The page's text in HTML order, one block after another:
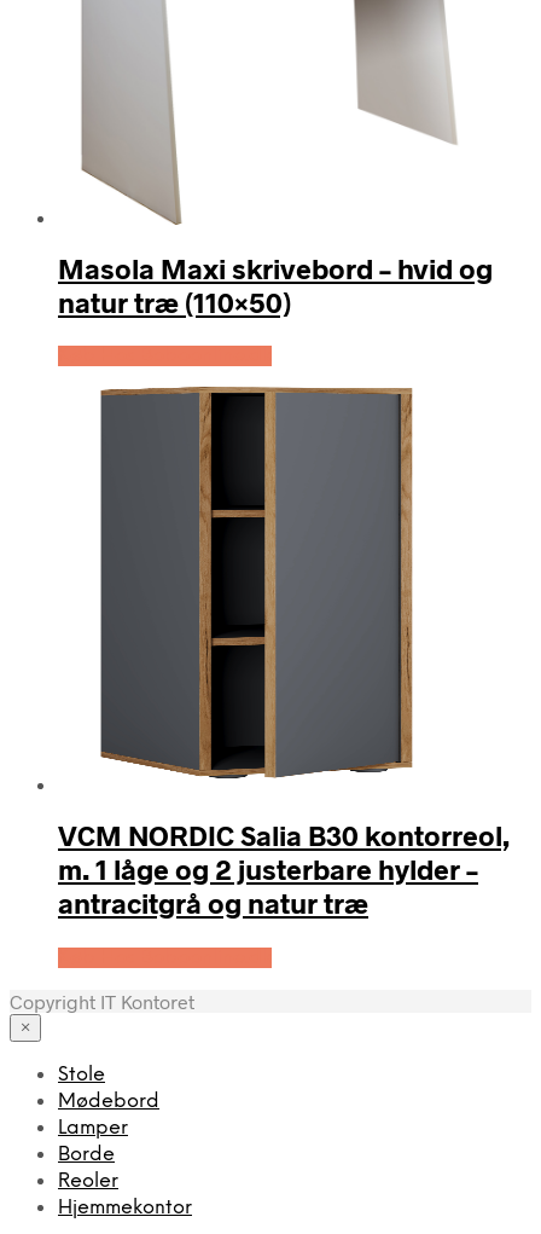
Masola Maxi skrivebord – hvid og
natur træ (110×50)
VCM NORDIC Salia B30 kontorreol,
m. 1 låge og 2 justerbare hylder –
antracitgrå og natur træ
Copyright IT Kontoret
×
Stole
Mødebord
Lamper
Borde
Reoler
Hjemmekontor